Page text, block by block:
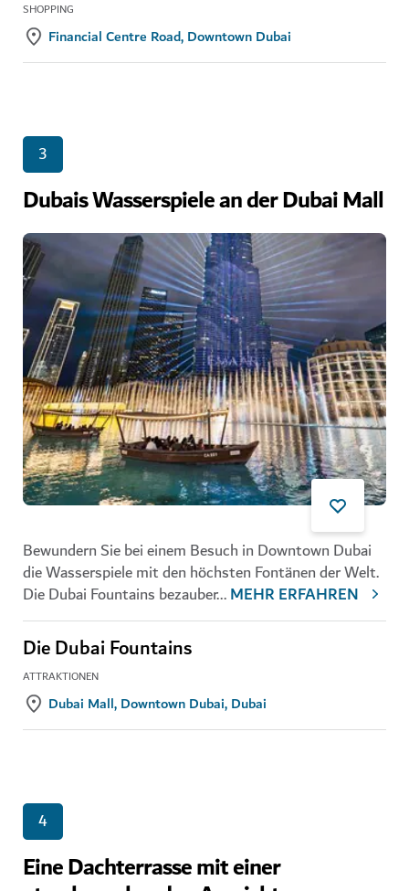
SHOPPING
Financial Centre Road, Downtown Dubai
3
Dubais Wasserspiele an der Dubai Mall
Bewundern Sie bei einem Besuch in Downtown Dubai
die Wasserspiele mit den höchsten Fontänen der Welt.
Die Dubai Fountains bezauber...MEHR ERFAHREN
Die Dubai Fountains
ATTRAKTIONEN
Dubai Mall, Downtown Dubai, Dubai
4
Eine Dachterrasse mit einer